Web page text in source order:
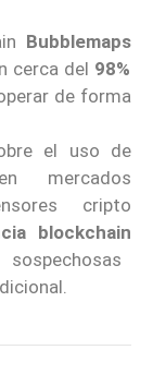
Bubblemaps
cerca del 98%
de forma
el uso de
mercados
cripto
blockchain